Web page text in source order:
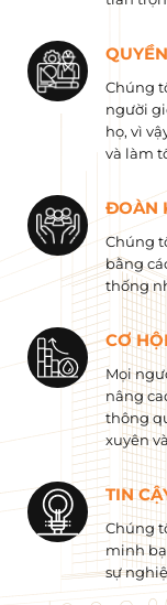
Chúng
người
họ, vì
và làm
ĐOÀN
Chúng
bằng
thống
CƠ
Mọi
nâng
thông
xuyên
TIN
Chúng
minh
sự